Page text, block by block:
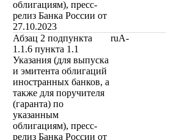
облигациям), пресс-
релиз Банка России от
27.10.2023
Абзац 2 подпункта
1.1.6 пункта 1.1
Указания (для выпуска
и эмитента облигаций
иностранных банков, а
также для поручителя
(гаранта) по
указанным
облигациям), пресс-
релиз Банка России от
ruA-